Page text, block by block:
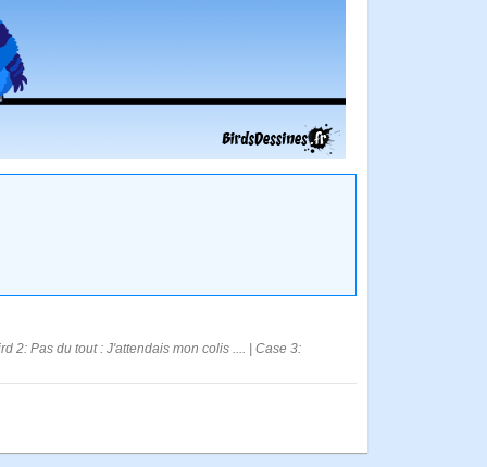
2: Pas du tout : J'attendais mon colis .... | Case 3: